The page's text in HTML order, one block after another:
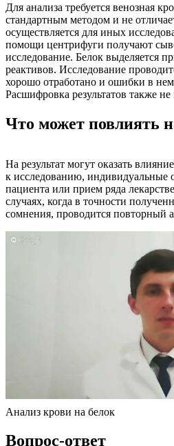
Для анализа требуется венозная
стандартным методом и не
осуществляется для иных
помощи центрифуги получают
исследование. Белок выделяется
реактивов. Исследование
хорошо отработано и ошибки в
Расшифровка результатов также
Что может повлиять
На результат могут оказать
к исследованию, индивидуальные
пациента или прием ряда
случаях, когда в точности
сомнения, проводится повторный
Анализ крови на белок
Вопрос-ответ